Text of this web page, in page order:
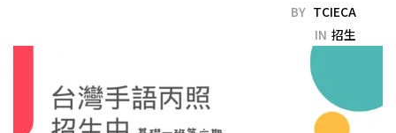
BY TCIECA
IN 招生